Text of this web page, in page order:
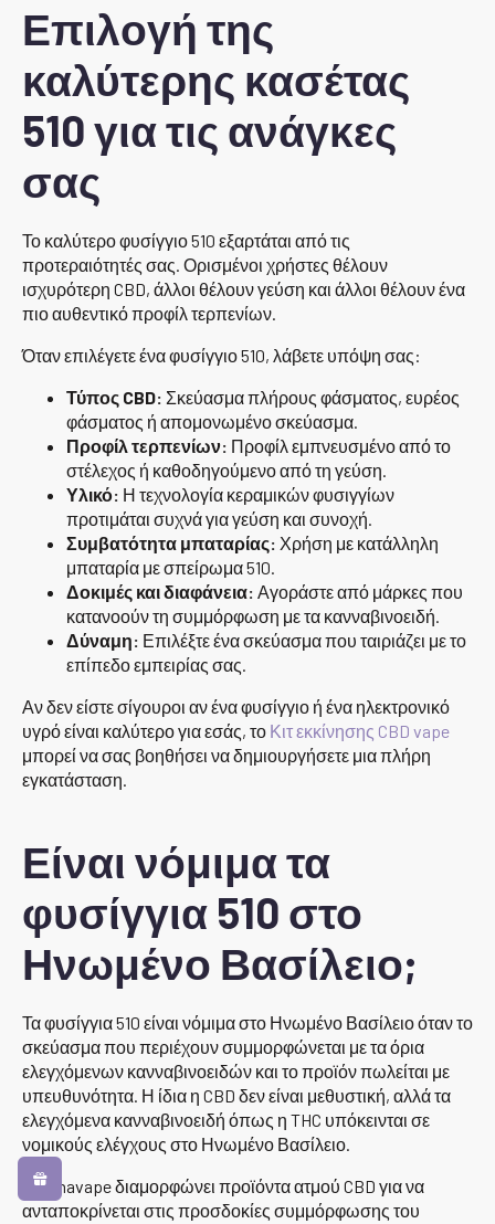
Επιλογή της
καλύτερης κασέτας
510 για τις ανάγκες
σας
Το καλύτερο φυσίγγιο 510 εξαρτάται από τις
προτεραιότητές σας. Ορισμένοι χρήστες θέλουν
ισχυρότερη CBD, άλλοι θέλουν γεύση και άλλοι θέλουν ένα
πιο αυθεντικό προφίλ τερπενίων.
Όταν επιλέγετε ένα φυσίγγιο 510, λάβετε υπόψη σας:
Τύπος CBD: Σκεύασμα πλήρους φάσματος, ευρέος
φάσματος ή απομονωμένο σκεύασμα.
Προφίλ τερπενίων: Προφίλ εμπνευσμένο από το
στέλεχος ή καθοδηγούμενο από τη γεύση.
Υλικό: Η τεχνολογία κεραμικών φυσιγγίων
προτιμάται συχνά για γεύση και συνοχή.
Συμβατότητα μπαταρίας: Χρήση με κατάλληλη
μπαταρία με σπείρωμα 510.
Δοκιμές και διαφάνεια: Αγοράστε από μάρκες που
κατανοούν τη συμμόρφωση με τα κανναβινοειδή.
Δύναμη: Επιλέξτε ένα σκεύασμα που ταιριάζει με το
επίπεδο εμπειρίας σας.
Αν δεν είστε σίγουροι αν ένα φυσίγγιο ή ένα ηλεκτρονικό
υγρό είναι καλύτερο για εσάς, το Κιτ εκκίνησης CBD vape
μπορεί να σας βοηθήσει να δημιουργήσετε μια πλήρη
εγκατάσταση.
Είναι νόμιμα τα
φυσίγγια 510 στο
Ηνωμένο Βασίλειο;
Τα φυσίγγια 510 είναι νόμιμα στο Ηνωμένο Βασίλειο όταν το
σκεύασμα που περιέχουν συμμορφώνεται με τα όρια
ελεγχόμενων κανναβινοειδών και το προϊόν πωλείται με
υπευθυνότητα. Η ίδια η CBD δεν είναι μεθυστική, αλλά τα
ελεγχόμενα κανναβινοειδή όπως η THC υπόκεινται σε
νομικούς ελέγχους στο Ηνωμένο Βασίλειο.
Η Canavape διαμορφώνει προϊόντα ατμού CBD για να
ανταποκρίνεται στις προσδοκίες συμμόρφωσης του